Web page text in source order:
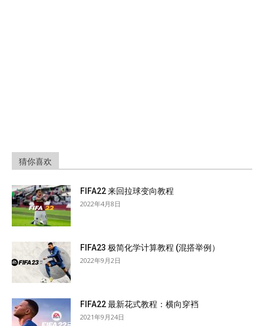
猜你喜欢
FIFA22 来回拉球变向教程
2022年4月8日
FIFA23 极简化学计算教程 (混搭举例）
2022年9月2日
FIFA22 最新花式教程：横向穿裆
2021年9月24日